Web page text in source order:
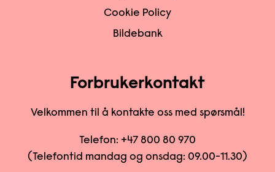
Cookie Policy
Bildebank
Forbrukerkontakt
Velkommen til å kontakte oss med spørsmål!
Telefon: +47 800 80 970
(Telefontid mandag og onsdag: 09.00-11.30)